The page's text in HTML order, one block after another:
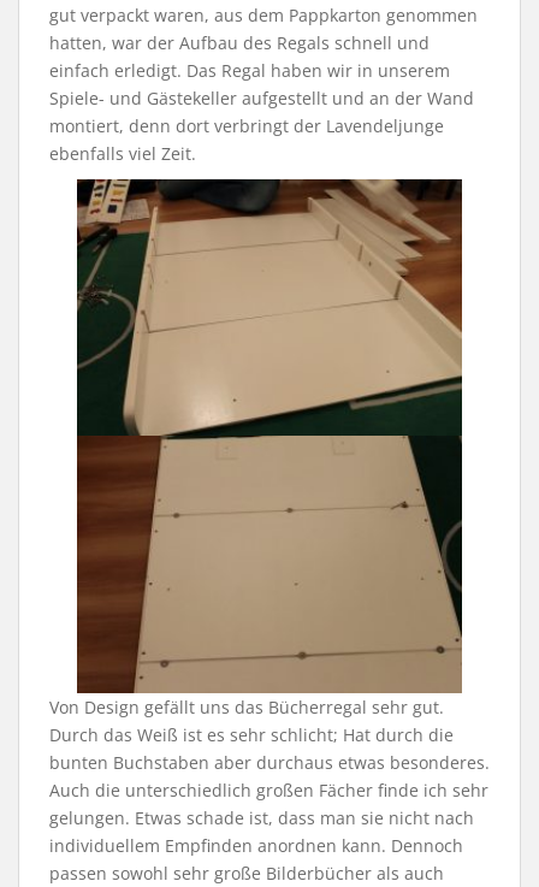
gut verpackt waren, aus dem Pappkarton genommen
hatten, war der Aufbau des Regals schnell und
einfach erledigt. Das Regal haben wir in unserem
Spiele- und Gästekeller aufgestellt und an der Wand
montiert, denn dort verbringt der Lavendeljunge
ebenfalls viel Zeit.
Von Design gefällt uns das Bücherregal sehr gut.
Durch das Weiß ist es sehr schlicht; Hat durch die
bunten Buchstaben aber durchaus etwas besonderes.
Auch die unterschiedlich großen Fächer finde ich sehr
gelungen. Etwas schade ist, dass man sie nicht nach
individuellem Empfinden anordnen kann. Dennoch
passen sowohl sehr große Bilderbücher als auch